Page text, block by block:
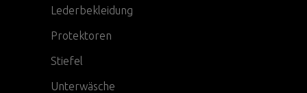
Lederbekleidung
Protektoren
Stiefel
Unterwäsche